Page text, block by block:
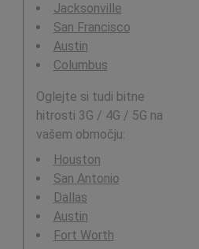
Jacksonville
San Francisco
Austin
Columbus
Oglejte si tudi bitne
hitrosti 3G / 4G / 5G na
vašem območju:
Houston
San Antonio
Dallas
Austin
Fort Worth